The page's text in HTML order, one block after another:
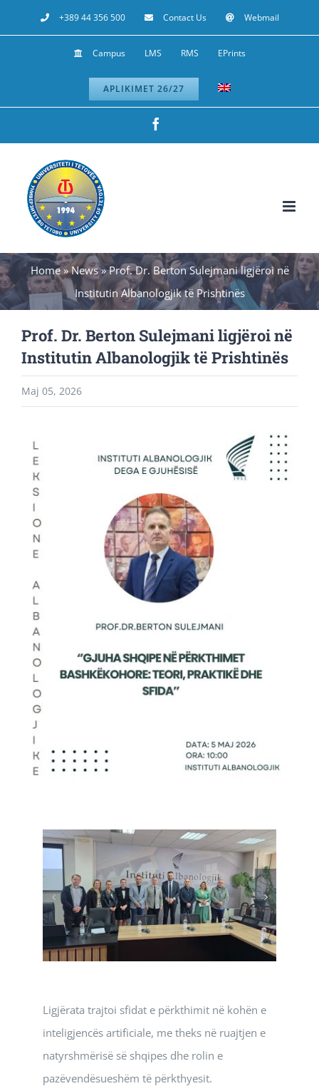
to
+389 44 356 500 Contact Us Webmail
Campus LMS RMS EPrints
APLIKIMET 26/27
Home»News»Prof. Dr. Berton Sulejmani ligjëroi në
Institutin Albanologjik të Prishtinës
Prof. Dr. Berton Sulejmani ligjëroi në
Institutin Albanologjik të Prishtinës
Maj 05, 2026
View
Larger
Image
Ligjërata trajtoi sfidat e përkthimit në kohën e
inteligjencës artificiale, me theks në ruajtjen e
natyrshmërisë së shqipes dhe rolin e
pazëvendësueshëm të përkthyesit.